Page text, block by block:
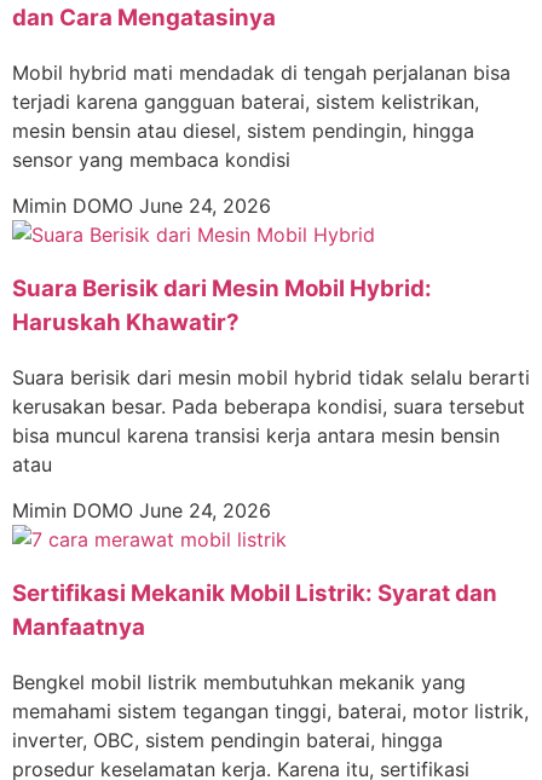
dan Cara Mengatasinya
Mobil hybrid mati mendadak di tengah perjalanan bisa
terjadi karena gangguan baterai, sistem kelistrikan,
mesin bensin atau diesel, sistem pendingin, hingga
sensor yang membaca kondisi
Mimin DOMO June 24, 2026
Suara Berisik dari Mesin Mobil Hybrid:
Haruskah Khawatir?
Suara berisik dari mesin mobil hybrid tidak selalu berarti
kerusakan besar. Pada beberapa kondisi, suara tersebut
bisa muncul karena transisi kerja antara mesin bensin
atau
Mimin DOMO June 24, 2026
Sertifikasi Mekanik Mobil Listrik: Syarat dan
Manfaatnya
Bengkel mobil listrik membutuhkan mekanik yang
memahami sistem tegangan tinggi, baterai, motor listrik,
inverter, OBC, sistem pendingin baterai, hingga
prosedur keselamatan kerja. Karena itu, sertifikasi